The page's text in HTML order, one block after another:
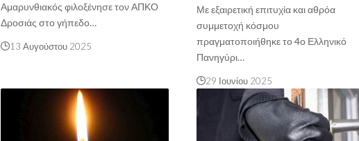
Αμαρυνθιακός φιλοξένησε τον ΑΠΚΟ
Δροσιάς στο γήπεδο…
13 Αυγούστου 2025
Με εξαιρετική επιτυχία και αθρόα
συμμετοχή κόσμου
πραγματοποιήθηκε το 4ο Ελληνικό
Πανηγύρι…
29 Ιουνίου 2025